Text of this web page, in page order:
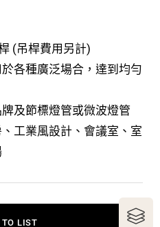
(吊桿費用另計)
各種廣泛場合，達到均勻
及節標燈管或微波燈管
工業風設計、會議室、室
TO LIST